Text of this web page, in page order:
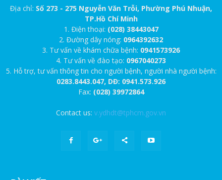
Địa chỉ: Số 273 - 275 Nguyễn Văn Trỗi, Phường Phú Nhuận,
TP.Hồ Chí Minh
1. Điện thoại: (028) 38443047
2. Đường dây nóng: 0964392632
3. Tư vấn về khám chữa bệnh: 0941573926
4. Tư vấn về đào tạo: 0967040273
5. Hỗ trợ, tư vấn thông tin cho người bệnh, người nhà người bệnh:
0283.8443.047, DĐ: 0941.573.926
Fax: (028) 39972864
Contact us: v.ydhdt@tphcm.gov.vn